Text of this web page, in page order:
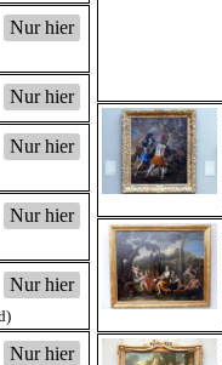
Nur hier
Nur hier
Nur hier
Nur hier
Nur hier
Nur hier